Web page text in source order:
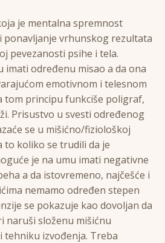
je mentalna spremnost
ponavljanje vrhunskog rezultata
pevezanosti psihe i tela.
imati određenu misao a da ona
emotivnom i telesnom
tom principu funkciše poligraf,
Prisustvo u svesti određenog
se u mišićno/fiziološkoj
to koliko se trudili da je
je na umu imati negativne
a da istovremeno, najčešće i
nemamo određen stepen
se pokazuje kao dovoljan da
naruši složenu mišićnu
tehniku izvođenja. Treba